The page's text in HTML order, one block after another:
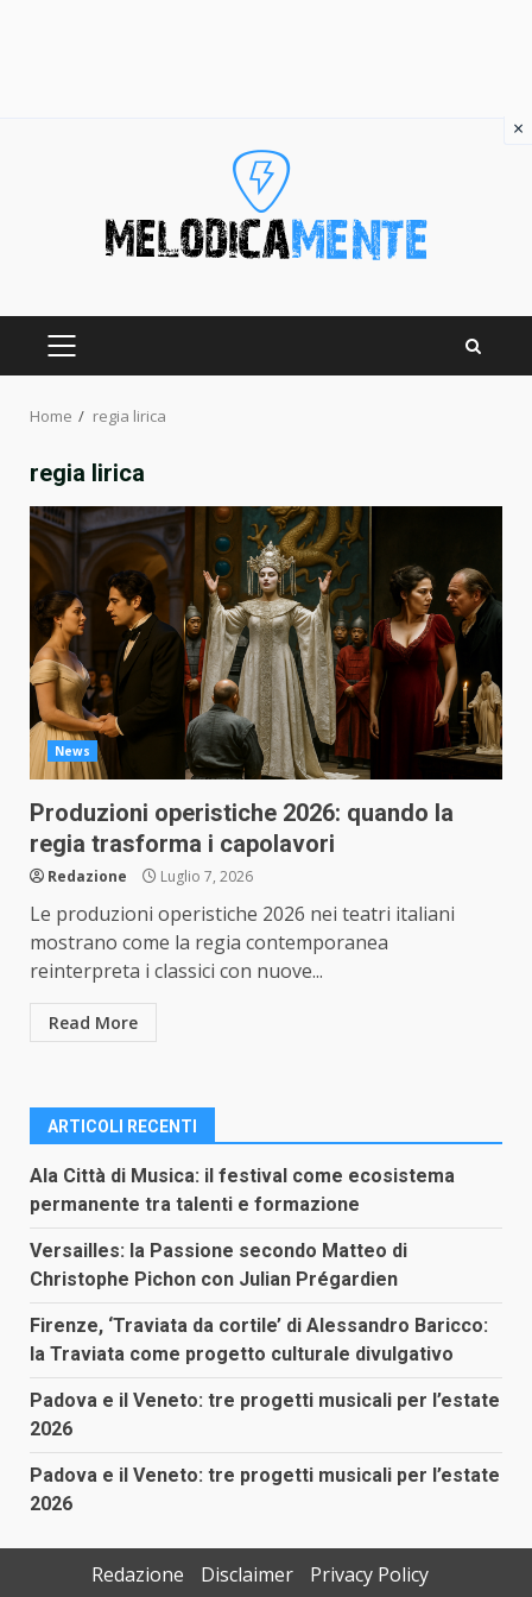
PRIMARY
Home regia lirica
regia lirica
News
Produzioni operistiche 2026: quando la
regia trasforma i capolavori
Redazione Luglio 7, 2026
Le produzioni operistiche 2026 nei teatri italiani
mostrano come la regia contemporanea
reinterpreta i classici con nuove...
Read More
ARTICOLI RECENTI
Ala Città di Musica: il festival come ecosistema
permanente tra talenti e formazione
Versailles: la Passione secondo Matteo di
Christophe Pichon con Julian Prégardien
Firenze, ‘Traviata da cortile’ di Alessandro Baricco:
la Traviata come progetto culturale divulgativo
Padova e il Veneto: tre progetti musicali per l’estate
2026
Padova e il Veneto: tre progetti musicali per l’estate
2026
Redazione Disclaimer Privacy Policy
×